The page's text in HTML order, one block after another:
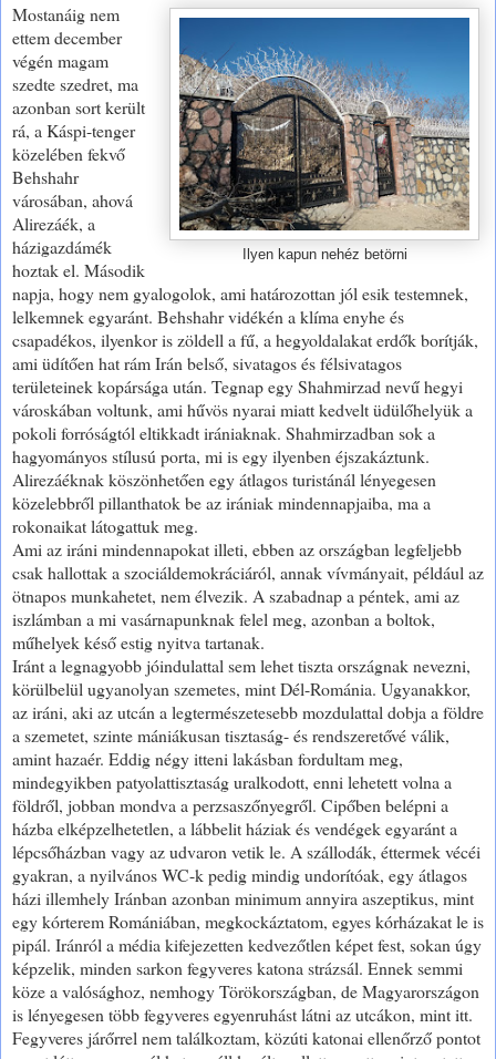
Ilyen kapun nehéz betörni
Mostanáig nem
ettem december
végén magam
szedte szedret, ma
azonban sort került
rá, a Káspi-tenger
közelében fekvő
Behshahr
városában, ahová
Alirezáék, a
házigazdámék
hoztak el. Második
napja, hogy nem gyalogolok, ami határozottan jól esik testemnek,
lelkemnek egyaránt. Behshahr vidékén a klíma enyhe és
csapadékos, ilyenkor is zöldell a fű, a hegyoldalakat erdők borítják,
ami üdítően hat rám Irán belső, sivatagos és félsivatagos
területeinek kopársága után. Tegnap egy Shahmirzad nevű hegyi
városkában voltunk, ami hűvös nyarai miatt kedvelt üdülőhelyük a
pokoli forróságtól eltikkadt irániaknak. Shahmirzadban sok a
hagyományos stílusú porta, mi is egy ilyenben éjszakáztunk.
Alirezáéknak köszönhetően egy átlagos turistánál lényegesen
közelebbről pillanthatok be az irániak mindennapjaiba, ma a
rokonaikat látogattuk meg.
Ami az iráni mindennapokat illeti, ebben az országban legfeljebb
csak hallottak a szociáldemokráciáról, annak vívmányait, például az
ötnapos munkahetet, nem élvezik. A szabadnap a péntek, ami az
iszlámban a mi vasárnapunknak felel meg, azonban a boltok,
műhelyek késő estig nyitva tartanak.
Iránt a legnagyobb jóindulattal sem lehet tiszta országnak nevezni,
körülbelül ugyanolyan szemetes, mint Dél-Románia. Ugyanakkor,
az iráni, aki az utcán a legtermészetesebb mozdulattal dobja a földre
a szemetet, szinte mániákusan tisztaság- és rendszeretővé válik,
amint hazaér. Eddig négy itteni lakásban fordultam meg,
mindegyikben patyolattisztaság uralkodott, enni lehetett volna a
földről, jobban mondva a perzsaszőnyegről. Cipőben belépni a
házba elképzelhetetlen, a lábbelit háziak és vendégek egyaránt a
lépcsőházban vagy az udvaron vetik le. A szállodák, éttermek vécéi
gyakran, a nyilvános WC-k pedig mindig undorítóak, egy átlagos
házi illemhely Iránban azonban minimum annyira aszeptikus, mint
egy kórterem Romániában, megkockáztatom, egyes kórházakat le is
pipál. Iránról a média kifejezetten kedvezőtlen képet fest, sokan úgy
képzelik, minden sarkon fegyveres katona strázsál. Ennek semmi
köze a valósághoz, nemhogy Törökországban, de Magyarországon
is lényegesen több fegyveres egyenruhást látni az utcákon, mint itt.
Fegyveres járőrrel nem találkoztam, közúti katonai ellenőrző pontot